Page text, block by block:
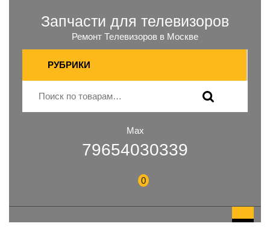
Запчасти для телевизоров
Ремонт Телевизоров в Москве
РУБРИКИ
Max
79654030339
0